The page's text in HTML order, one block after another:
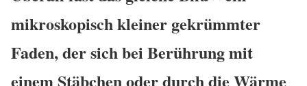
mikroskopisch kleiner gekrümmter
Faden, der sich bei Berührung mit
einem Stäbchen oder durch die Wärme